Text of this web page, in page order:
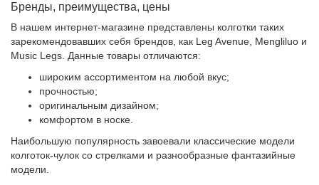
Бренды, преимущества, цены
В нашем интернет-магазине представлены колготки таких
зарекомендовавших себя брендов, как Leg Avenue, Mengliluo и
Music Legs. Данные товары отличаются:
широким ассортиментом на любой вкус;
прочностью;
оригинальным дизайном;
комфортом в носке.
Наибольшую популярность завоевали классические модели
колготок-чулок со стрелками и разнообразные фантазийные
модели.